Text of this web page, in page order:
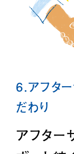
6.アフタ
だわり
アフター